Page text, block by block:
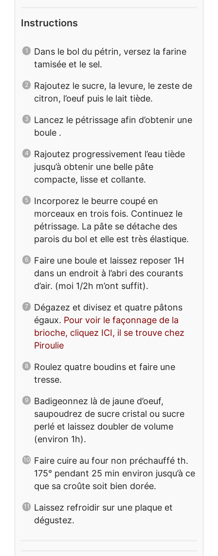
Instructions
Dans le bol du pétrin, versez la farine
tamisée et le sel.
Rajoutez le sucre, la levure, le zeste de
citron, l’oeuf puis le lait tiède.
Lancez le pétrissage afin d’obtenir une
boule .
Rajoutez progressivement l’eau tiède
jusqu’à obtenir une belle pâte
compacte, lisse et collante.
Incorporez le beurre coupé en
morceaux en trois fois. Continuez le
pétrissage. La pâte se détache des
parois du bol et elle est très élastique.
Faire une boule et laissez reposer 1H
dans un endroit à l’abri des courants
d’air. (moi 1/2h m’ont suffit).
Dégazez et divisez et quatre pâtons
égaux. Pour voir le façonnage de la
brioche, cliquez ICI, il se trouve chez
Piroulie
Roulez quatre boudins et faire une
tresse.
Badigeonnez là de jaune d’oeuf,
saupoudrez de sucre cristal ou sucre
perlé et laissez doubler de volume
(environ 1h).
Faire cuire au four non préchauffé th.
175° pendant 25 min environ jusqu’à ce
que sa croûte soit bien dorée.
Laissez refroidir sur une plaque et
dégustez.